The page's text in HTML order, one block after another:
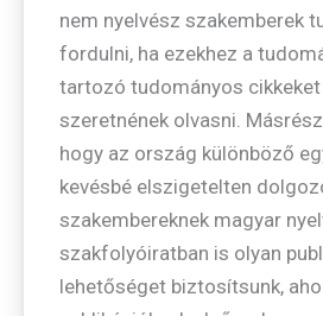
nem nyelvész szakemberek
fordulni, ha ezekhez a
tartozó tudományos cikkeket
szeretnének olvasni.
hogy az ország különböző
kevésbé elszigetelten
szakembereknek magyar
szakfolyóiratban is olyan
lehetőséget biztosítsunk,